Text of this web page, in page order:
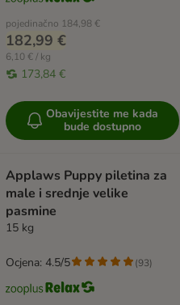
pojedinačno 184,98 €
182,99 €
6,10 € / kg
173,84 €
Obavijestite me kada
bude dostupno
Applaws Puppy piletina za
male i srednje velike
pasmine
15 kg
Ocjena: 4.5/5 (93)